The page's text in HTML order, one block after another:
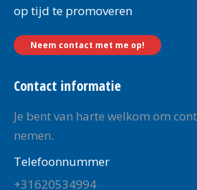
op tijd te promoveren
Neem contact met me op!
Contact informatie
Je bent van harte welkom om
nemen.
Telefoonnummer
+31620534994